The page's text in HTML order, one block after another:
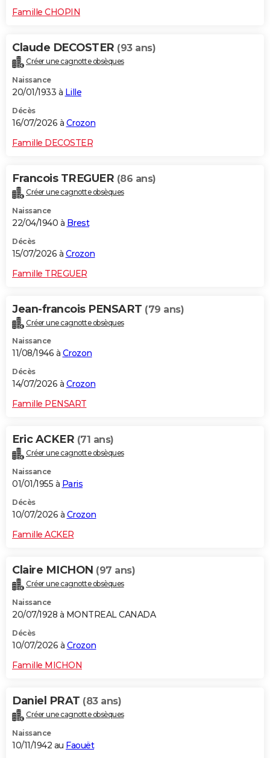
FORUM
Bricolage
Lifestyle
Culture
Sport
Auto
Television
Voyage
Cinema
Famille CHOPIN
Claude DECOSTER (93 ans)
Créer une cagnotte obsèques
Naissance
20/01/1933 à Lille
Décès
16/07/2026 à Crozon
Famille DECOSTER
Francois TREGUER (86 ans)
Créer une cagnotte obsèques
Naissance
22/04/1940 à Brest
Décès
15/07/2026 à Crozon
Famille TREGUER
Jean-francois PENSART (79 ans)
Créer une cagnotte obsèques
Naissance
11/08/1946 à Crozon
Décès
14/07/2026 à Crozon
Famille PENSART
Eric ACKER (71 ans)
Créer une cagnotte obsèques
Naissance
01/01/1955 à Paris
Décès
10/07/2026 à Crozon
Famille ACKER
Claire MICHON (97 ans)
Créer une cagnotte obsèques
Naissance
20/07/1928 à MONTREAL CANADA
Décès
10/07/2026 à Crozon
Famille MICHON
Daniel PRAT (83 ans)
Créer une cagnotte obsèques
Naissance
10/11/1942 au Faouët